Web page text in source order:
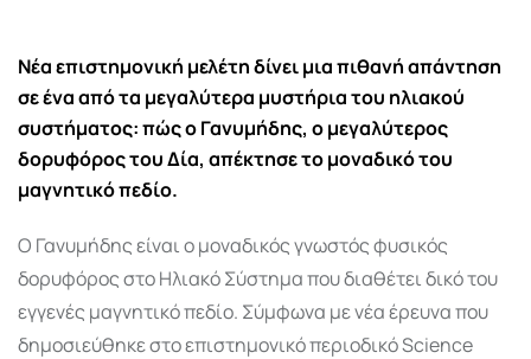
Νέα επιστημονική μελέτη δίνει μια πιθανή απάντηση
σε ένα από τα μεγαλύτερα μυστήρια του ηλιακού
συστήματος: πώς ο Γανυμήδης, ο μεγαλύτερος
δορυφόρος του Δία, απέκτησε το μοναδικό του
μαγνητικό πεδίο.
Ο Γανυμήδηςείναι ο μοναδικός γνωστός φυσικός
δορυφόρος στο Ηλιακό Σύστημα που διαθέτει δικό του
εγγενές μαγνητικό πεδίο. Σύμφωνα με νέα έρευνα που
δημοσιεύθηκε στο επιστημονικό περιοδικόScience